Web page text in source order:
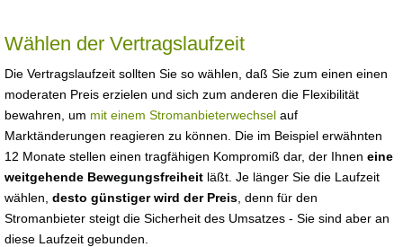
Wählen der Vertragslaufzeit
Die Vertragslaufzeit sollten Sie so wählen, daß Sie zum einen einen
moderaten Preis erzielen und sich zum anderen die Flexibilität
bewahren, um mit einem Stromanbieterwechsel auf
Marktänderungen reagieren zu können. Die im Beispiel erwähnten
12 Monate stellen einen tragfähigen Kompromiß dar, der Ihnen eine
weitgehende Bewegungsfreiheit läßt. Je länger Sie die Laufzeit
wählen, desto günstiger wird der Preis , denn für den
Stromanbieter steigt die Sicherheit des Umsatzes - Sie sind aber an
diese Laufzeit gebunden.